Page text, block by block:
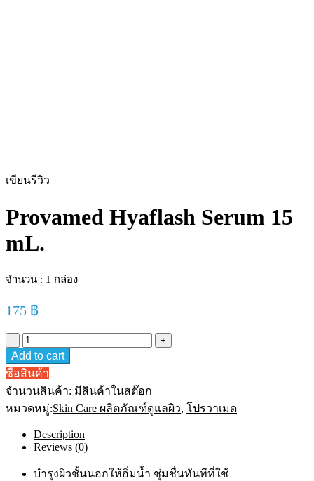
เขียนรีวิว
Provamed Hyaflash Serum 15
mL.
จำนวน : 1 กล่อง
175 ฿
Provamed
Hyaflash
Serum
15
mL.
quantity
Add to cart
ซื้อสินค้า
จำนวนสินค้า: มีสินค้าในสต๊อก
หมวดหมู่:Skin Care ผลิตภัณฑ์ดูแลผิว, โปรวาเมด
Description
Reviews (0)
บำรุงผิวชั้นนอกให้อิ่มน้ำ ชุ่มชื่นทันทีที่ใช้